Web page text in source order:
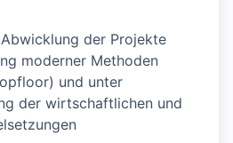
der Projekte
moderner Methoden
und unter
der wirtschaftlichen und